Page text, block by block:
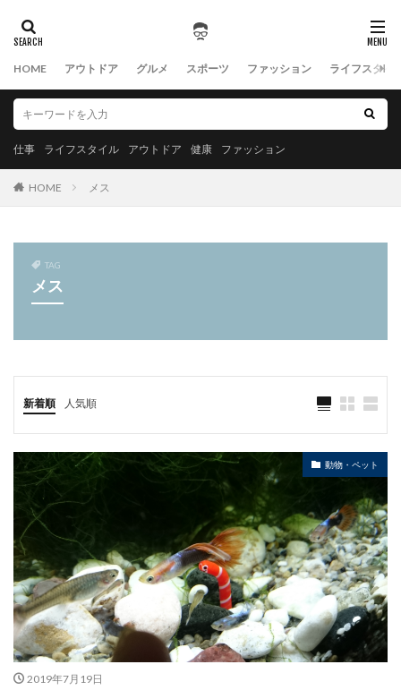
HOME アウトドア グルメ スポーツ ファッション ライフスタイ
仕事 ライフスタイル アウトドア 健康 ファッション
HOME メス
TAG
メス
新着順 人気順
動物・ペット
2019年7月19日